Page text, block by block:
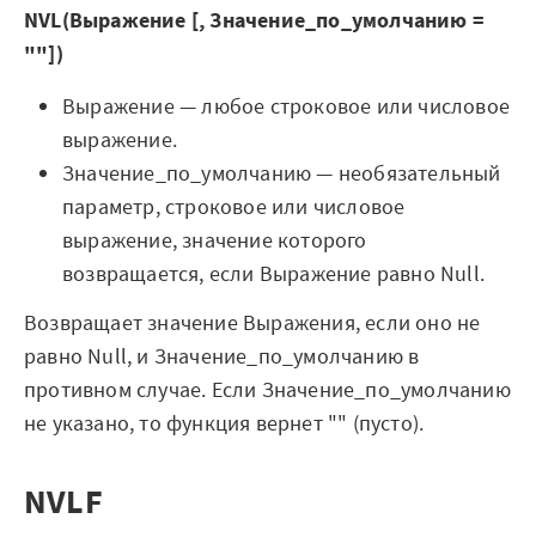
NVL(Выражение [, Значение_по_умолчанию =
""])
Выражение — любое строковое или числовое
выражение.
Значение_по_умолчанию — необязательный
параметр, строковое или числовое
выражение, значение которого
возвращается, если Выражение равно Null.
Возвращает значение Выражения, если оно не
равно Null, и Значение_по_умолчанию в
противном случае. Если Значение_по_умолчанию
не указано, то функция вернет "" (пусто).
NVLF